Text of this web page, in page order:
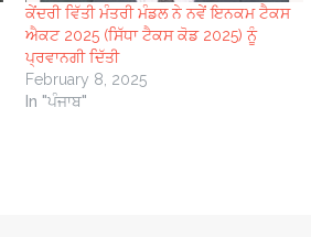
ਕੇਂਦਰੀ ਵਿੱਤੀ ਮੰਤਰੀ ਮੰਡਲ ਨੇ ਨਵੇਂ ਇਨਕਮ ਟੈਕਸ
ਐਕਟ 2025 (ਸਿੱਧਾ ਟੈਕਸ ਕੋਡ 2025) ਨੂੰ
ਪ੍ਰਵਾਨਗੀ ਦਿੱਤੀ
February 8, 2025
In "ਪੰਜਾਬ"